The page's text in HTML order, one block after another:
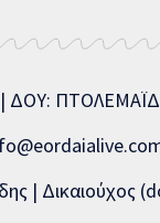
| ΔΟΥ:
| Δικαιούχος